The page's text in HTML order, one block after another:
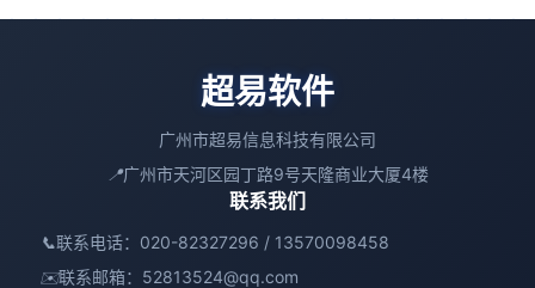
超易软件
广州市超易信息科技有限公司
📍广州市天河区园丁路9号天隆商业大厦4楼
联系我们
📞联系电话：020-82327296 / 13570098458
✉️联系邮箱： 52813524@qq.com